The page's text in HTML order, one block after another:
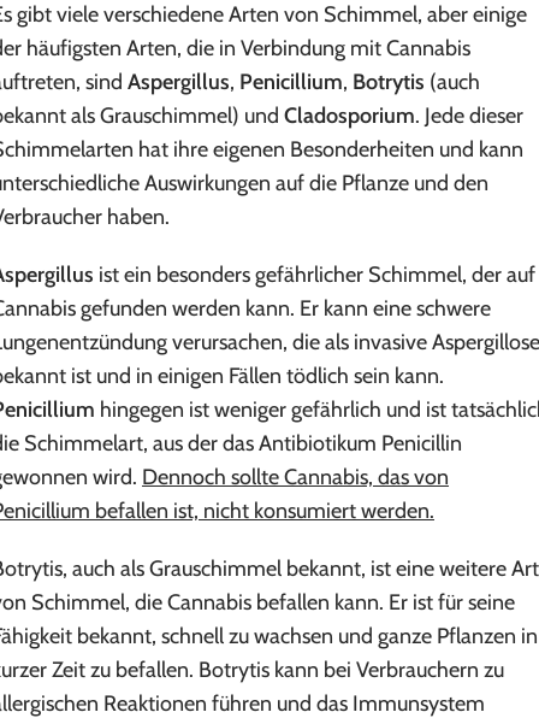
gibt viele verschiedene Arten von Schimmel, aber einige
häufigsten Arten, die in Verbindung mit Cannabis
sind Aspergillus, Penicillium, Botrytis (auch
als Grauschimmel) und Cladosporium. Jede dieser
hat ihre eigenen Besonderheiten und kann
Auswirkungen auf die Pflanze und den
haben.
ist ein besonders gefährlicher Schimmel, der auf
gefunden werden kann. Er kann eine schwere
verursachen, die als invasive Aspergillose
ist und in einigen Fällen tödlich sein kann.
hingegen ist weniger gefährlich und ist
Schimmelart, aus der das Antibiotikum Penicillin
wird. Dennoch sollte Cannabis, das von
befallen ist, nicht konsumiert werden.
auch als Grauschimmel bekannt, ist eine weitere Art
Schimmel, die Cannabis befallen kann. Er ist für seine
bekannt, schnell zu wachsen und ganze Pflanzen in
Zeit zu befallen. Botrytis kann bei Verbrauchern zu
Reaktionen führen und das Immunsystem